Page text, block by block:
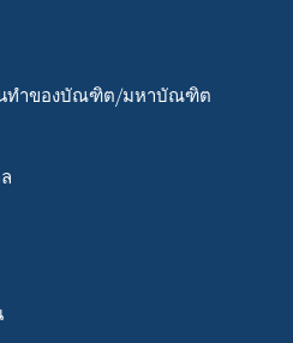
นทำของบัณฑิต/มหาบัณฑิต